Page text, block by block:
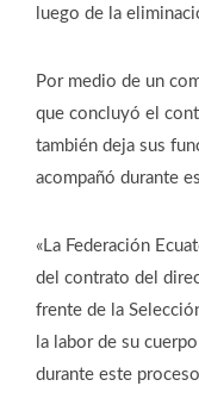
luego de la
Por medio de un
que concluyó el
también deja sus
acompañó durante
«La Federación
del contrato del
frente de la
la labor de su
durante este